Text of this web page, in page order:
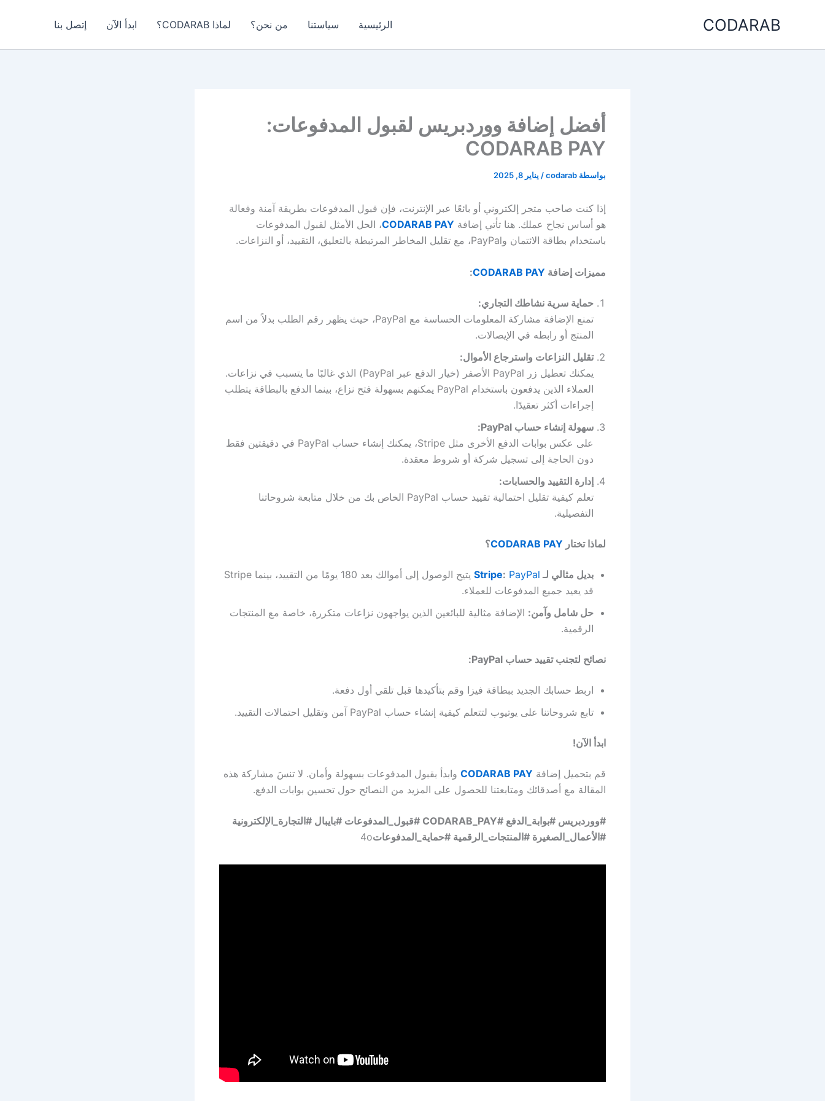
CODARAB الرئيسية سياستنا من نحن؟ لماذا CODARAB؟ ابدأ الآن إتصل بنا
أفضل إضافة ووردبريس لقبول المدفوعات:
CODARAB PAY
بواسطة codarab
/ يناير 8, 2025
إذا كنت صاحب متجر إلكتروني أو بائعًا عبر الإنترنت، فإن قبول المدفوعات بطريقة آمنة وفعالة
هو أساس نجاح عملك. هنا تأتي إضافة CODARAB PAY، الحل الأمثل لقبول المدفوعات
باستخدام بطاقة الائتمان وPayPal، مع تقليل المخاطر المرتبطة بالتعليق، التقييد، أو النزاعات.
مميزات إضافة CODARAB PAY
:
حماية سرية نشاطك التجاري:
تمنع الإضافة مشاركة المعلومات الحساسة مع PayPal، حيث يظهر رقم الطلب بدلاً من اسم
المنتج أو رابطه في الإيصالات.
تقليل النزاعات واسترجاع الأموال:
يمكنك تعطيل زر PayPal الأصفر (خيار الدفع عبر PayPal) الذي غالبًا ما يتسبب في نزاعات.
العملاء الذين يدفعون باستخدام PayPal يمكنهم بسهولة فتح نزاع، بينما الدفع بالبطاقة يتطلب
إجراءات أكثر تعقيدًا.
سهولة إنشاء حساب PayPal:
على عكس بوابات الدفع الأخرى مثل Stripe، يمكنك إنشاء حساب PayPal في دقيقتين فقط
دون الحاجة إلى تسجيل شركة أو شروط معقدة.
إدارة التقييد والحسابات:
تعلم كيفية تقليل احتمالية تقييد حساب PayPal الخاص بك من خلال متابعة شروحاتنا
التفصيلية.
لماذا تختار CODARAB PAY؟
بديل مثالي لـ Stripe: PayPal
يتيح الوصول إلى أموالك بعد 180 يومًا من التقييد، بينما Stripe
قد يعيد جميع المدفوعات للعملاء.
حل شامل وآمن: الإضافة مثالية للبائعين الذين يواجهون نزاعات متكررة، خاصة مع المنتجات
الرقمية.
نصائح لتجنب تقييد حساب PayPal:
اربط حسابك الجديد ببطاقة فيزا وقم بتأكيدها قبل تلقي أول دفعة.
تابع شروحاتنا على يوتيوب لتتعلم كيفية إنشاء حساب PayPal آمن وتقليل احتمالات التقييد.
ابدأ الآن!
قم بتحميل إضافة CODARAB PAY وابدأ بقبول المدفوعات بسهولة وأمان. لا تنسَ مشاركة هذه
المقالة مع أصدقائك ومتابعتنا للحصول على المزيد من النصائح حول تحسين بوابات الدفع.
#ووردبريس #بوابة_الدفع #CODARAB_PAY #قبول_المدفوعات #بايبال #التجارة_الإلكترونية
#الأعمال_الصغيرة #المنتجات_الرقمية #حماية_المدفوعات4o